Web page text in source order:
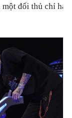
đối thủ chỉ hát